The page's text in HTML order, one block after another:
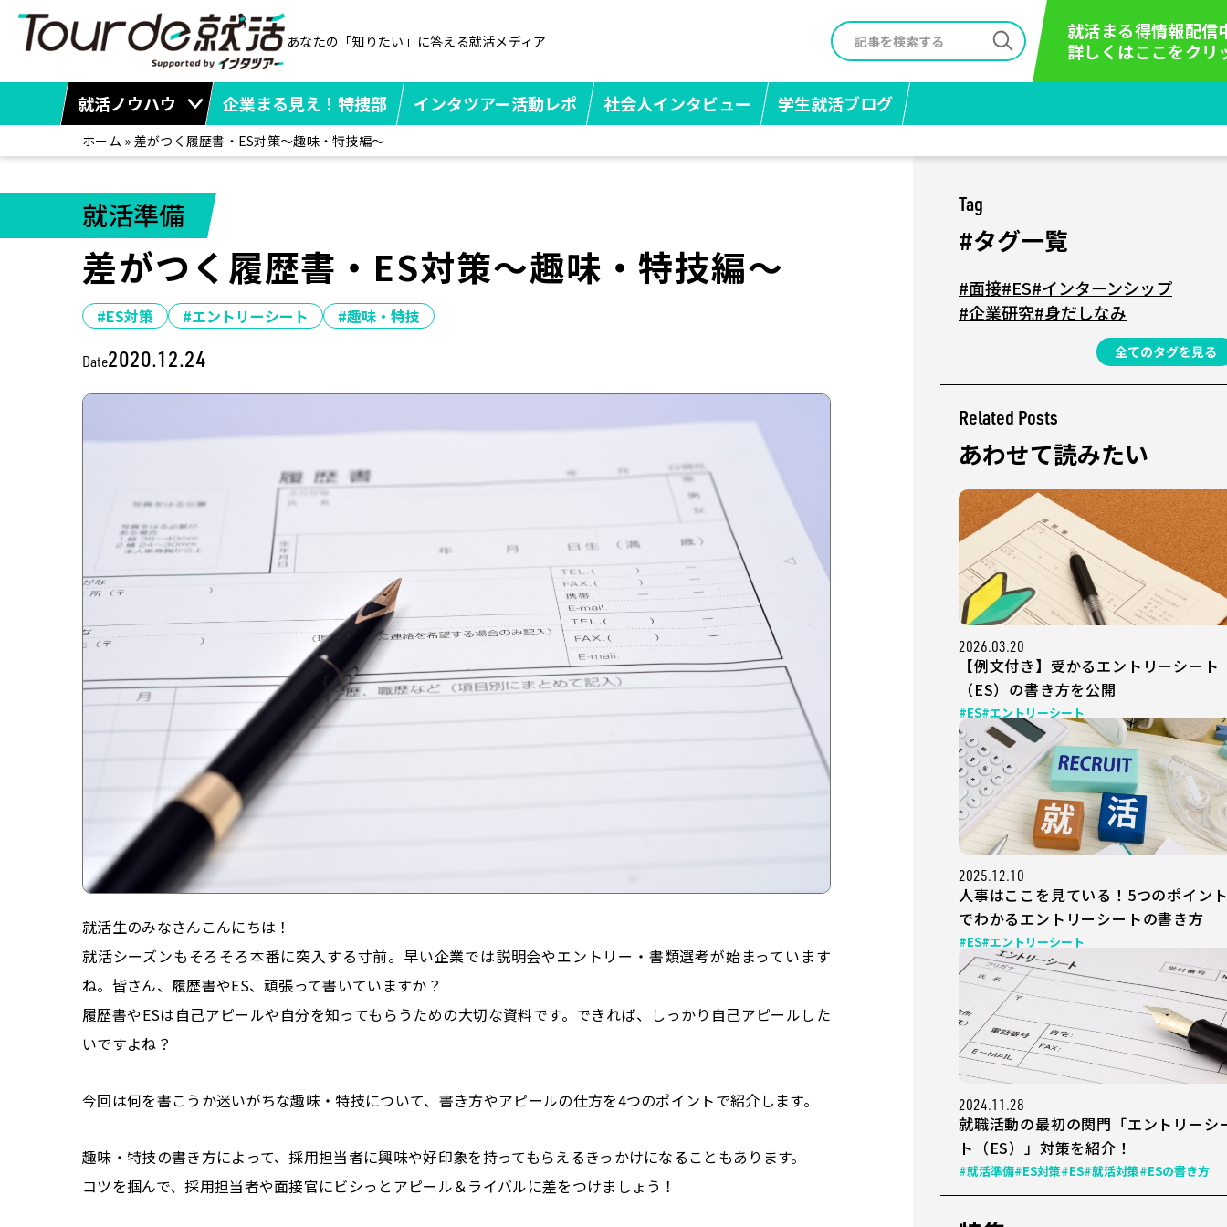
あなたの「知りたい」に答える就活メディア
就活まる得情報配信
詳しくはここをクリ
就活ノウハウ 企業まる見え！特捜部 インタツアー活動レポ 社会人インタビュー 学生就活ブログ
ホーム » 差がつく履歴書・ES対策～趣味・特技編～
就活準備
差がつく履歴書・ES対策～趣味・特技編～
#ES対策 #エントリーシート #趣味・特技
Date2020.12.24
就活生のみなさんこんにちは！
就活シーズンもそろそろ本番に突入する寸前。早い企業では説明会やエントリー・書類選考が始まっています
ね。皆さん、履歴書やES、頑張って書いていますか？
履歴書やESは自己アピールや自分を知ってもらうための大切な資料です。できれば、しっかり自己アピールした
いですよね？
今回は何を書こうか迷いがちな趣味・特技について、書き方やアピールの仕方を4つのポイントで紹介します。
趣味・特技の書き方によって、採用担当者に興味や好印象を持ってもらえるきっかけになることもあります。
コツを掴んで、採用担当者や面接官にビシっとアピール＆ライバルに差をつけましょう！
Tag
#タグ一覧
#面接#ES#インターンシップ
#企業研究#身だしなみ
全てのタグを見る
Related Posts
あわせて読みたい
2026.03.20
【例文付き】受かるエントリーシート
（ES）の書き方を公開
#ES#エントリーシート
2025.12.10
人事はここを見ている！5つのポイン
でわかるエントリーシートの書き方
#ES#エントリーシート
2024.11.28
就職活動の最初の関門「エントリーシ
ト（ES）」対策を紹介！
#就活準備#ES対策#ES#就活対策#ESの書き方